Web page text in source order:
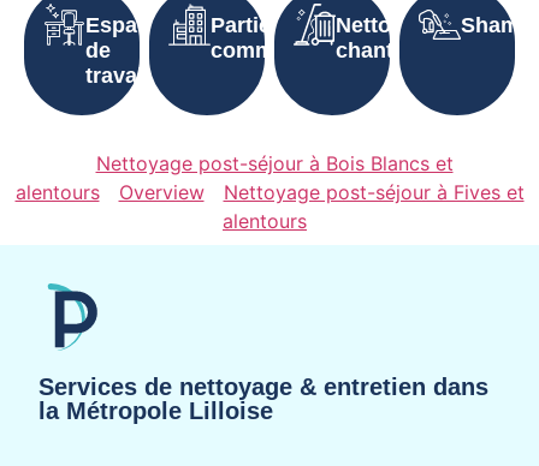
Espaces
de
travail
Parties
communes
Nettoyage
chantier
Nettoyage post-séjour à Bois Blancs et
alentours
Overview
Nettoyage post-séjour à Fives et
alentours
Services de nettoyage & entretien dans
la Métropole Lilloise